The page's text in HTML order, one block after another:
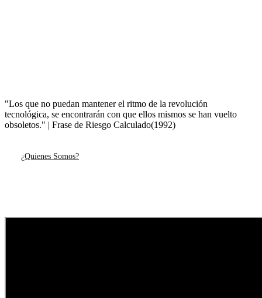
"Los que no puedan mantener el ritmo de la revolución
tecnológica, se encontrarán con que ellos mismos se han vuelto
obsoletos." | Frase de Riesgo Calculado(1992)
¿Quienes Somos?